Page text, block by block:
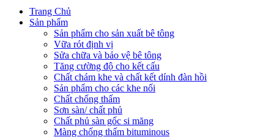
Trang Chủ
Sản phẩm
Sản phẩm cho sản xuất bê tông
Vữa rót định vị
Sửa chữa và bảo vệ bê tông
Tăng cường độ cho kết cấu
Chất chám khe và chất kết dính đàn hồi
Sản phẩm cho các khe nối
Chất chống thấm
Sơn sàn/ chất phủ
Chất phủ sàn gốc si măng
Màng chống thấm bituminous